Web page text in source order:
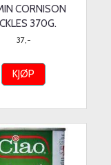
CORNISON
370G.
37,-
KJØP